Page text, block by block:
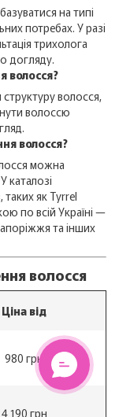
на типі
потребах. У разі
трихолога
догляду.
волосся?
волосся,
волоссю
волосся?
можна
каталозі
таких як Tyrrel
по всій Україні —
та інших
волосся
Ціна від
980 грн
4 190 грн